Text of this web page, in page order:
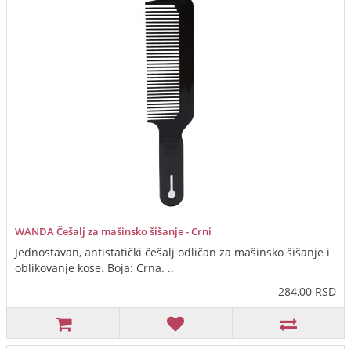
WANDA Češalj za mašinsko šišanje - Crni
Jednostavan, antistatički češalj odličan za mašinsko šišanje i
oblikovanje kose. Boja: Crna. ..
284,00 RSD